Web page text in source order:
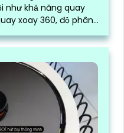
như khả năng quay
xoay 360, độ phân
kép